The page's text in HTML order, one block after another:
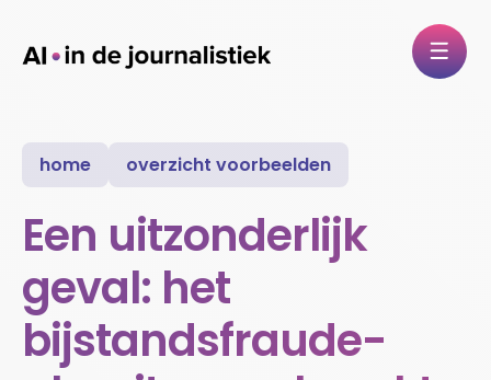
home overzicht voorbeelden
Een uitzonderlijk
geval: het
bijstandsfraude-